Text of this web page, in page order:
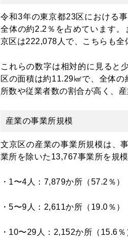
令和3年の東京都23区における
全体の約2.2％を占めています。
京区は222,078人で、こちらも全
これらの数字は相対的に見ると
区の面積は約11.29㎢で、全体
所数や従業者数の割合が高く、
産業の事業所規模
文京区の産業の事業所規模は、
業所を除いた13,767事業所を規
・1〜4人：7,879か所（57.2％）
・5〜9人：2,611か所（19.0％）
・10〜29人：2,152か所（15.6％